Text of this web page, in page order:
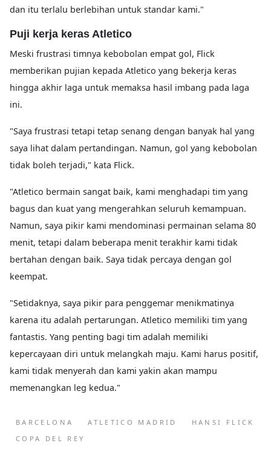
dan itu terlalu berlebihan untuk standar kami."
Puji kerja keras Atletico
Meski frustrasi timnya kebobolan empat gol, Flick
memberikan pujian kepada Atletico yang bekerja keras
hingga akhir laga untuk memaksa hasil imbang pada laga
ini.
"Saya frustrasi tetapi tetap senang dengan banyak hal yang
saya lihat dalam pertandingan. Namun, gol yang kebobolan
tidak boleh terjadi," kata Flick.
"Atletico bermain sangat baik, kami menghadapi tim yang
bagus dan kuat yang mengerahkan seluruh kemampuan.
Namun, saya pikir kami mendominasi permainan selama 80
menit, tetapi dalam beberapa menit terakhir kami tidak
bertahan dengan baik. Saya tidak percaya dengan gol
keempat.
"Setidaknya, saya pikir para penggemar menikmatinya
karena itu adalah pertarungan. Atletico memiliki tim yang
fantastis. Yang penting bagi tim adalah memiliki
kepercayaan diri untuk melangkah maju. Kami harus positif,
kami tidak menyerah dan kami yakin akan mampu
memenangkan leg kedua."
BARCELONA ATLETICO MADRID
HANSI FLICK
COPA DEL REY